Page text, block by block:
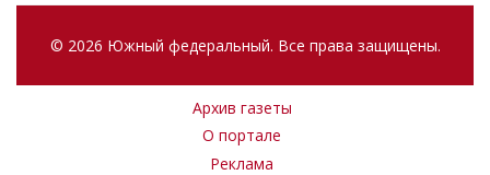
© 2026 Южный федеральный. Все права защищены.
Архив газеты
О портале
Реклама